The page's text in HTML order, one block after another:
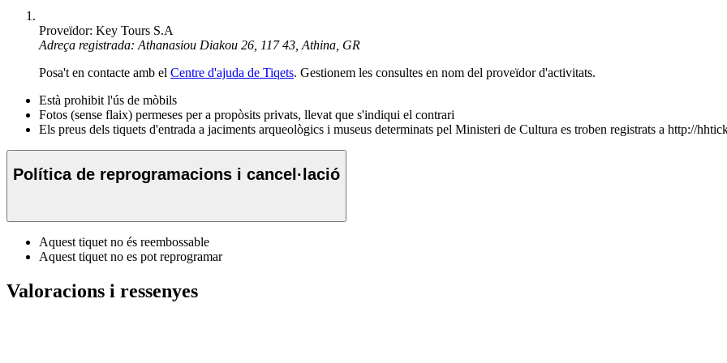
Proveïdor: Key Tours S.A
Adreça registrada: Athanasiou Diakou 26, 117 43, Athina, GR
Posa't en contacte amb el Centre d'ajuda de Tiqets. Gestionem les consultes en nom del proveïdor d'activitats.
Està prohibit l'ús de mòbils
Fotos (sense flaix) permeses per a propòsits privats, llevat que s'indiqui el contrari
Els preus dels tiquets d'entrada a jaciments arqueològics i museus determinats pel Ministeri de Cultura es troben registrats a http://
Política de reprogramacions i cancel·lació
Aquest tiquet no és reembossable
Aquest tiquet no es pot reprogramar
Valoracions i ressenyes